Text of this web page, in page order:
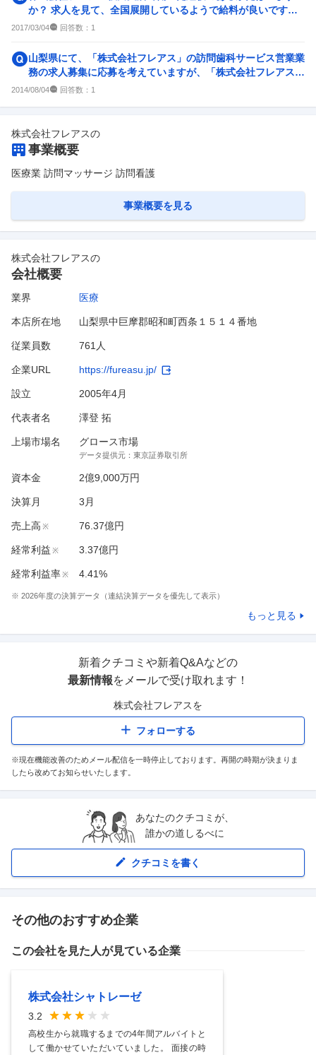
か？ 求人を見て、全国展開しているようで給料が良いです
が、秋田県でそんなに需要は...
2017/03/04 回答数： 1
山梨県にて、「株式会社フレアス」の訪問歯科サービス営業業
務の求人募集に応募を考えていますが、「株式会社フレアス」
ブラック企業の疑い等で...
2014/08/04 回答数： 1
株式会社フレアスの
事業概要
医療業 訪問マッサージ 訪問看護
事業概要を見る
株式会社フレアスの
会社概要
業界 医療
本店所在地 山梨県中巨摩郡昭和町西条１５１４番地
従業員数 761人
企業URL https://fureasu.jp/
設立 2005年4月
代表者名 澤登 拓
上場市場名 グロース市場
データ提供元： 東京証券取引所
資本金 2億9,000万円
決算月 3 月
売上高 ※ 76.37億円
経常利益 ※ 3.37億円
経常利益率※ 4.41%
※ 2026年度の決算データ（連結決算データを優先して表示）
もっと見る
新着クチコミや新着Q&Aなどの
最新情報をメールで受け取れます！
株式会社フレアスを
フォローする
※現在機能改善のためメール配信を一時停止しております。再開の時期が決まりま
したら改めてお知らせいたします。
あなたのクチコミが、
誰かの道しるべに
クチコミを書く
その他のおすすめ企業
この会社を見た人が見ている企業
株式会社シャトレーゼ
3.2
高校生から就職するまでの4年間アルバイトと
して働かせていただいていました。 面接の時